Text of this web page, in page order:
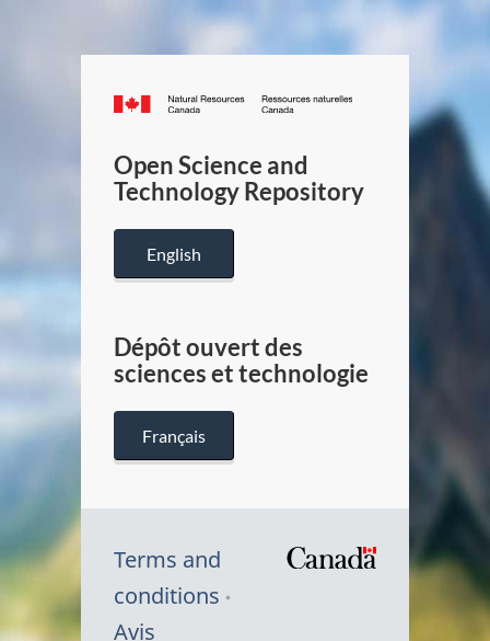
Canada.ca
/
Canada
Open Science and
Technology Repository
English
Dépôt ouvert des
sciences et technologie
Français
Terms and
conditions
Avis